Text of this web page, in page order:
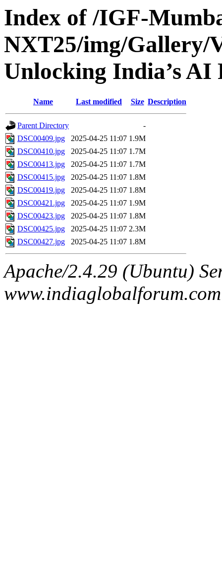
Index of /IGF-
NXT25/img/Gallery/
Unlocking India’s
Name Last modified Size Description
Parent Directory
-
DSC00409.jpg
2025-04-25 11:07 1.9M
DSC00410.jpg
2025-04-25 11:07 1.7M
DSC00413.jpg
2025-04-25 11:07 1.7M
DSC00415.jpg
2025-04-25 11:07 1.8M
DSC00419.jpg
2025-04-25 11:07 1.8M
DSC00421.jpg
2025-04-25 11:07 1.9M
DSC00423.jpg
2025-04-25 11:07 1.8M
DSC00425.jpg
2025-04-25 11:07 2.3M
DSC00427.jpg
2025-04-25 11:07 1.8M
Apache/2.4.29 (Ubuntu)